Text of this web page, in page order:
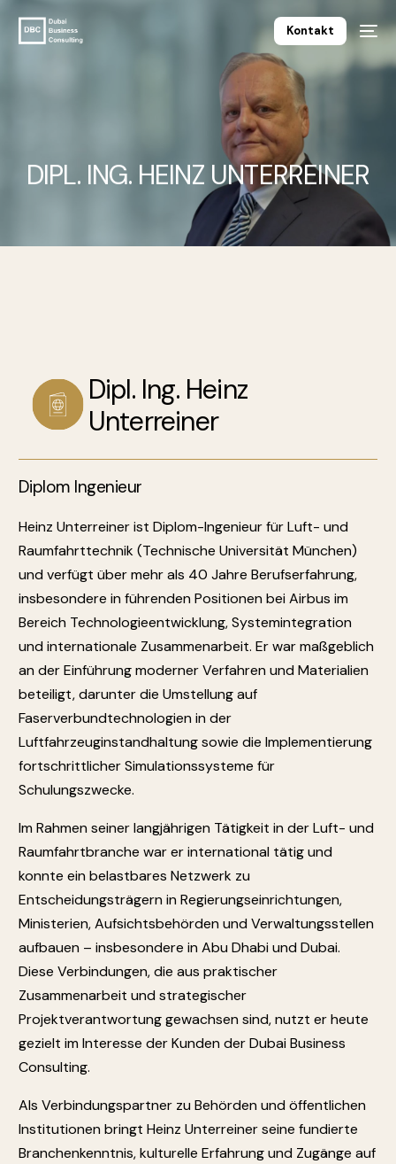
Kontakt
DIPL. ING. HEINZ UNTERREINER
Dipl. Ing. Heinz
Unterreiner
Diplom Ingenieur
Heinz Unterreiner ist Diplom-Ingenieur für Luft- und
Raumfahrttechnik (Technische Universität München)
und verfügt über mehr als 40 Jahre Berufserfahrung,
insbesondere in führenden Positionen bei Airbus im
Bereich Technologieentwicklung, Systemintegration
und internationale Zusammenarbeit. Er war maßgeblich
an der Einführung moderner Verfahren und Materialien
beteiligt, darunter die Umstellung auf
Faserverbundtechnologien in der
Luftfahrzeuginstandhaltung sowie die Implementierung
fortschrittlicher Simulationssysteme für
Schulungszwecke.
Im Rahmen seiner langjährigen Tätigkeit in der Luft- und
Raumfahrtbranche war er international tätig und
konnte ein belastbares Netzwerk zu
Entscheidungsträgern in Regierungseinrichtungen,
Ministerien, Aufsichtsbehörden und Verwaltungsstellen
aufbauen – insbesondere in Abu Dhabi und Dubai.
Diese Verbindungen, die aus praktischer
Zusammenarbeit und strategischer
Projektverantwortung gewachsen sind, nutzt er heute
gezielt im Interesse der Kunden der Dubai Business
Consulting.
Als Verbindungspartner zu Behörden und öffentlichen
Institutionen bringt Heinz Unterreiner seine fundierte
Branchenkenntnis, kulturelle Erfahrung und Zugänge auf